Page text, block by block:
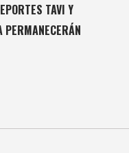
TAVI Y